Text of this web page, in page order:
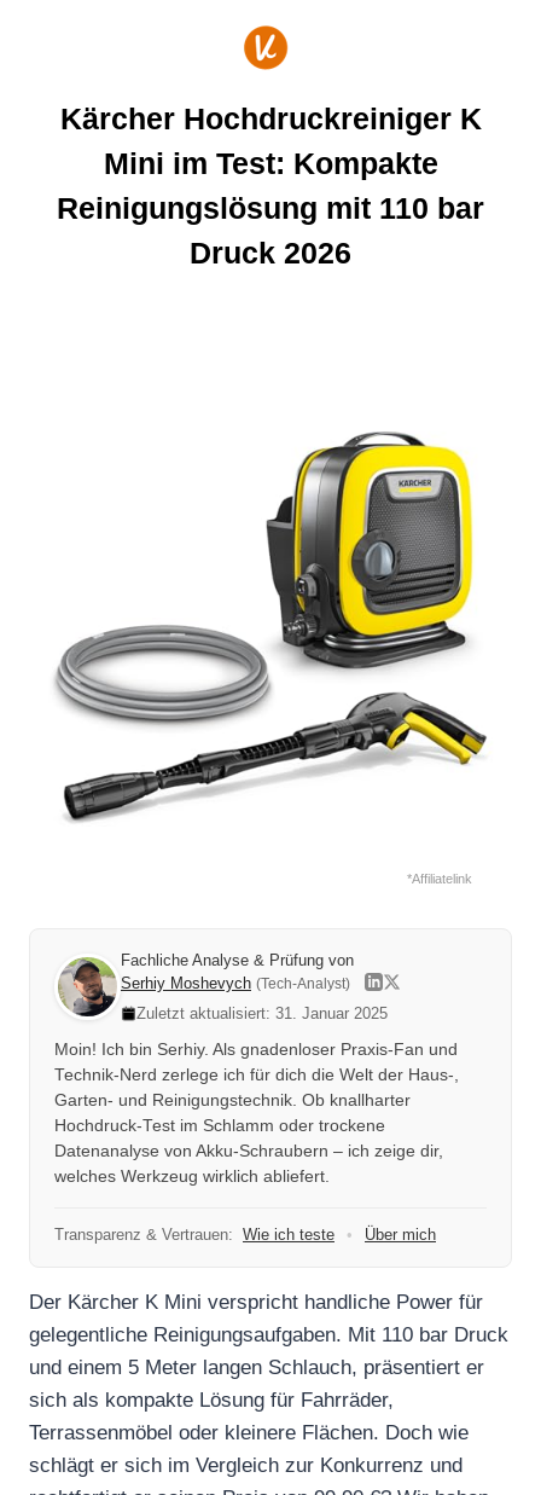
Kärcher Hochdruckreiniger K
Mini im Test: Kompakte
Reinigungslösung mit 110 bar
Druck 2026
*Affiliatelink
Fachliche Analyse & Prüfung von
Serhiy Moshevych (Tech-Analyst)
Zuletzt aktualisiert: 31. Januar 2025
Moin! Ich bin Serhiy. Als gnadenloser Praxis-Fan und
Technik-Nerd zerlege ich für dich die Welt der Haus-,
Garten- und Reinigungstechnik. Ob knallharter
Hochdruck-Test im Schlamm oder trockene
Datenanalyse von Akku-Schraubern – ich zeige dir,
welches Werkzeug wirklich abliefert.
Transparenz & Vertrauen: Wie ich teste • Über mich
Der Kärcher K Mini verspricht handliche Power für
gelegentliche Reinigungsaufgaben. Mit 110 bar Druck
und einem 5 Meter langen Schlauch, präsentiert er
sich als kompakte Lösung für Fahrräder,
Terrassenmöbel oder kleinere Flächen. Doch wie
schlägt er sich im Vergleich zur Konkurrenz und